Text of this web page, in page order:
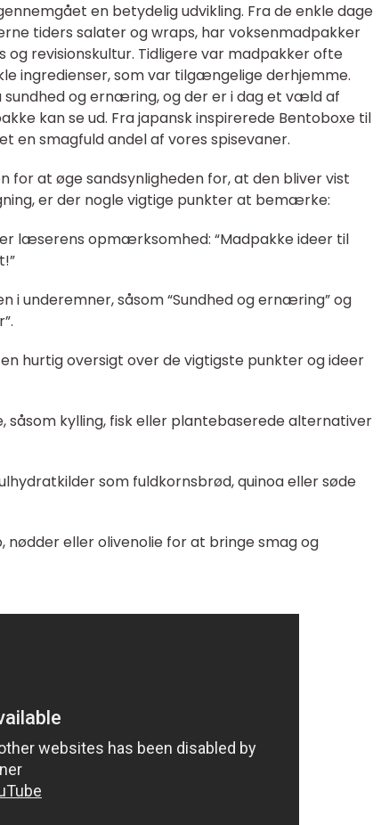
en betydelig udvikling. Fra de enkle dage
tiders salater og wraps, har voksenmadpakker
revisionskultur. Tidligere var madpakker ofte
ingredienser, som var tilgængelige derhjemme.
og ernæring, og der er i dag et væld af
kan se ud. Fra japansk inspirerede Bentoboxe til
en smagfuld andel af vores spisevaner.
at øge sandsynligheden for, at den bliver vist
er der nogle vigtige punkter at bemærke:
læserens opmærksomhed: “Madpakke ideer til
i underemner, såsom “Sundhed og ernæring” og
hurtig oversigt over de vigtigste punkter og ideer
såsom kylling, fisk eller plantebaserede alternativer
som fuldkornsbrød, quinoa eller søde
eller olivenolie for at bringe smag og